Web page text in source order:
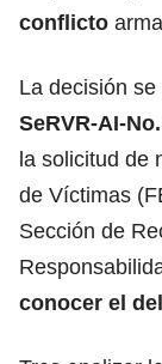
conflicto
La decisión
SeRVR-AI-
la solicitud de
de Víctimas
Sección de
conocer el